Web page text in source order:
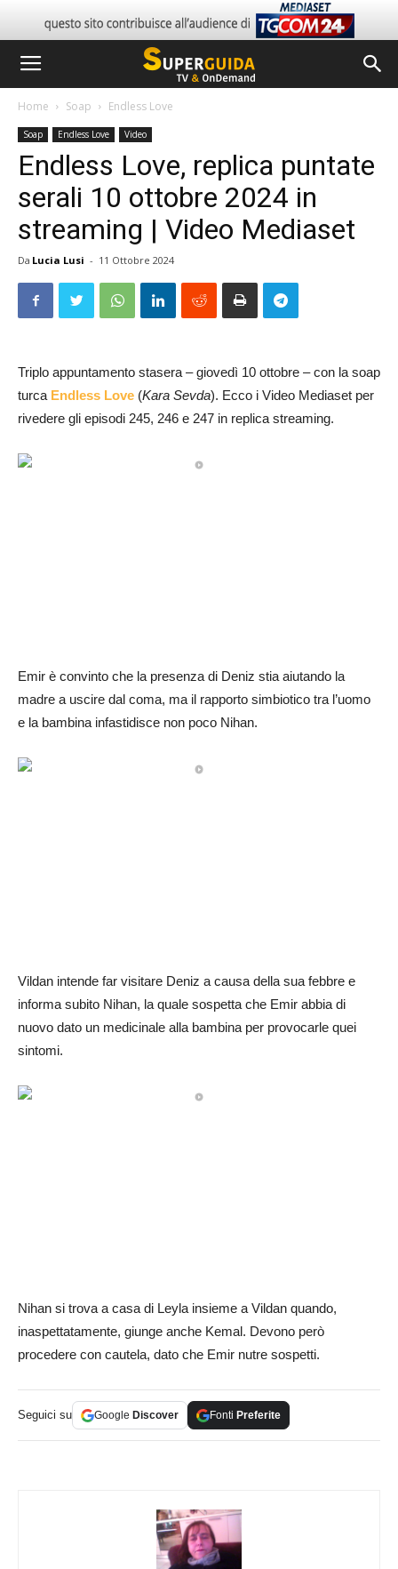
Home Soap Endless Love
Soap Endless Love Video
Endless Love, replica puntate
serali 10 ottobre 2024 in
streaming | Video Mediaset
Da Lucia Lusi - 11 Ottobre 2024
Triplo appuntamento stasera – giovedì 10 ottobre – con la soap
turca Endless Love (Kara Sevda). Ecco i Video Mediaset per
rivedere gli episodi 245, 246 e 247 in replica streaming.
Emir è convinto che la presenza di Deniz stia aiutando la
madre a uscire dal coma, ma il rapporto simbiotico tra l’uomo
e la bambina infastidisce non poco Nihan.
Vildan intende far visitare Deniz a causa della sua febbre e
informa subito Nihan, la quale sospetta che Emir abbia di
nuovo dato un medicinale alla bambina per provocarle quei
sintomi.
Nihan si trova a casa di Leyla insieme a Vildan quando,
inaspettatamente, giunge anche Kemal. Devono però
procedere con cautela, dato che Emir nutre sospetti.
Seguici su Google Discover Fonti Preferite